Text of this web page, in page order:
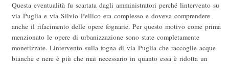
Questa eventualità fu scartata dagli amministratori perché lintervento su
via Puglia e via Silvio Pellico era complesso e doveva comprendere
anche il rifacimento delle opere fognarie. Per questo motivo come prima
menzionato le opere di urbanizzazione sono state completamente
monetizzate. Lintervento sulla fogna di via Puglia che raccoglie acque
bianche e nere è più che mai necessario in quanto essa è ridotta un